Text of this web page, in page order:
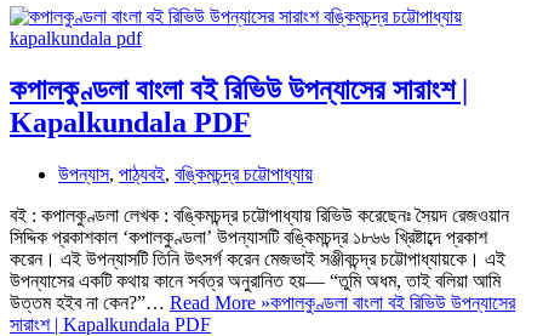
কপালকুণ্ডলা বাংলা বই রিভিউ উপন্যাসের সারাংশ |
Kapalkundala PDF
উপন্যাস, পাঠ্যবই, বঙ্কিমচন্দ্র চট্টোপাধ্যায়
বই : কপালকুণ্ডলা লেখক : বঙ্কিমচন্দ্র চট্টোপাধ্যায় রিভিউ করেছেনঃ সৈয়দ রেজওয়ান
সিদ্দিক প্রকাশকাল ‘কপালকুণ্ডলা’ উপন্যাসটি বঙ্কিমচন্দ্র ১৮৬৬ খ্রিষ্টাব্দে প্রকাশ
করেন। এই উপন্যাসটি তিনি উৎসর্গ করেন মেজভাই সঞ্জীবচন্দ্র চট্টোপাধ্যায়কে। এই
উপন্যাসের একটি কথায় কানে সর্বত্র অনুরানিত হয়— “তুমি অধম, তাই বলিয়া আমি
উত্তম হইব না কেন?”… Read More »কপালকুণ্ডলা বাংলা বই রিভিউ উপন্যাসের
সারাংশ | Kapalkundala PDF